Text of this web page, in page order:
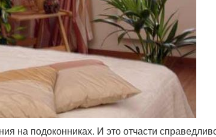
на подоконниках. И это отчасти